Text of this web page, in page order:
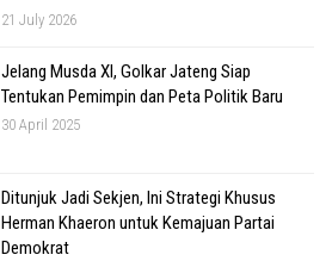
21 July 2026
Jelang Musda XI, Golkar Jateng Siap
Tentukan Pemimpin dan Peta Politik Baru
30 April 2025
Ditunjuk Jadi Sekjen, Ini Strategi Khusus
Herman Khaeron untuk Kemajuan Partai
Demokrat